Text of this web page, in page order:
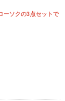
ーソクの3点セットで